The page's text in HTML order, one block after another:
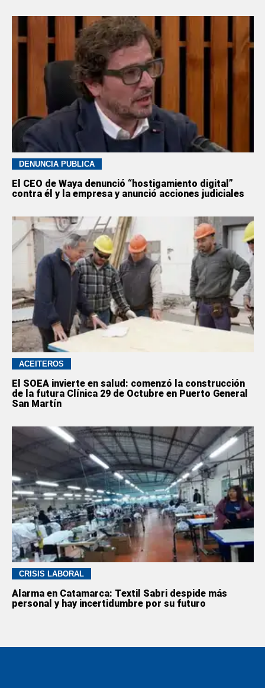
DENUNCIA PÚBLICA
El CEO de Waya denunció “hostigamiento digital”
contra él y la empresa y anunció acciones judiciales
ACEITEROS
El SOEA invierte en salud: comenzó la construcción
de la futura Clínica 29 de Octubre en Puerto General
San Martín
CRISIS LABORAL
Alarma en Catamarca: Textil Sabri despide más
personal y hay incertidumbre por su futuro